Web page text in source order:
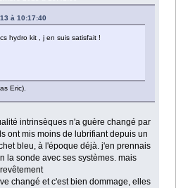
à 10:17:40
hydro kit , j en suis satisfait !
Eric).
intrinsèques n'a guère changé par
ont mis moins de lubrifiant depuis un
bleu, à l'époque déjà. j'en prennais
la sonde avec ses systèmes. mais
changé et c'est bien dommage, elles